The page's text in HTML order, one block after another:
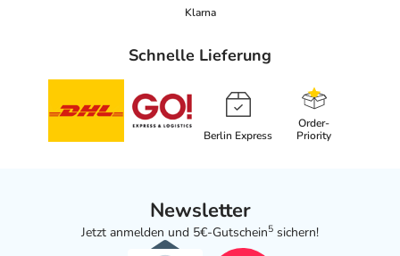
Klarna
Schnelle Lieferung
Berlin Express
Order-
Priority
Newsletter
Jetzt anmelden und 5€-Gutschein5 sichern!